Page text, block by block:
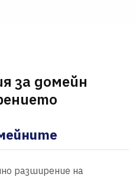
за домейн
разширение на